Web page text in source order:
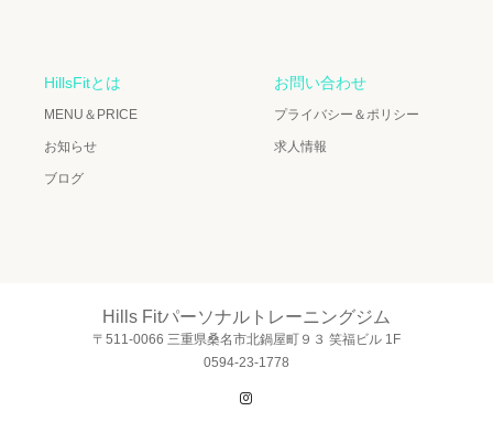
HillsFitとは
MENU＆PRICE
お知らせ
ブログ
お問い合わせ
プライバシー＆ポリシー
求人情報
Hills Fitパーソナルトレーニングジム
〒511-0066 三重県桑名市北鍋屋町９３ 笑福ビル 1F
0594-23-1778